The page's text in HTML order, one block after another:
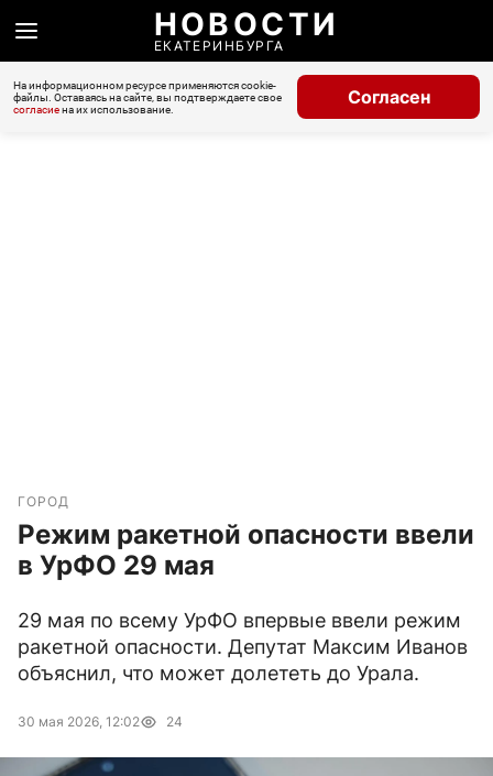
НОВОСТИ
ЕКАТЕРИНБУРГА
На информационном ресурсе применяются cookie-
файлы. Оставаясь на сайте, вы подтверждаете свое
согласиена их использование.
Согласен
ГОРОД
Режим ракетной опасности ввели
в УрФО 29 мая
29 мая по всему УрФО впервые ввели режим
ракетной опасности. Депутат Максим Иванов
объяснил, что может долететь до Урала.
30 мая 2026, 12:02 24